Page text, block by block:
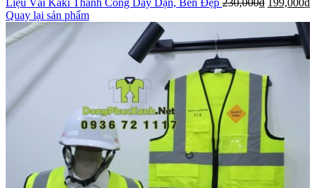
Liệu Vải Kaki Thành Công Dày Dặn, Bền Đẹp 230,000₫ 199,000₫
Quay lại sản phẩm